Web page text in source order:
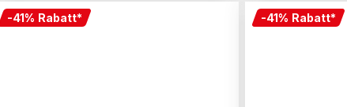
-41% Rabatt* -41% Rabatt*